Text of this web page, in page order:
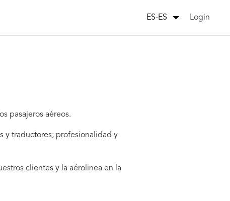
ES-ES Login
pasajeros aéreos.
y traductores; profesionalidad y
clientes y la aérolinea en la